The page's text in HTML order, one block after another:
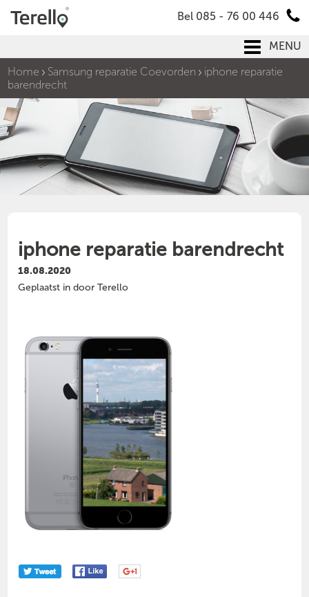
Bel 085 - 76 00 446
MENU
Home
Samsung reparatie Coevorden
iphone reparatie
barendrecht
iphone reparatie barendrecht
18.08.2020
Geplaatst in door Terello